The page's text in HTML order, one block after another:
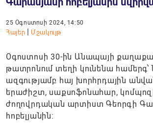
25 Օգոստոսի 2024, 14:50
Հայեր | Մշակույթ
Օգոստոսի 30-ին Անապայի
թատրոնում տեղի կունենա համերգ՝
ազգությամբ հայ խորհրդային
երաժիշտ, սաքսոֆոնահար,
ժողովրդական արտիստ Գեորգի
հոբելյանին: